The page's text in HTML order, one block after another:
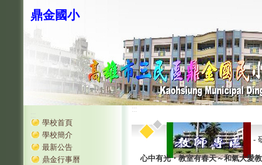
鼎金國小
:::
學校首頁
學校簡介
最新公告
鼎金行事曆
:::
-
心中有光・教室有春天～和氣大愛